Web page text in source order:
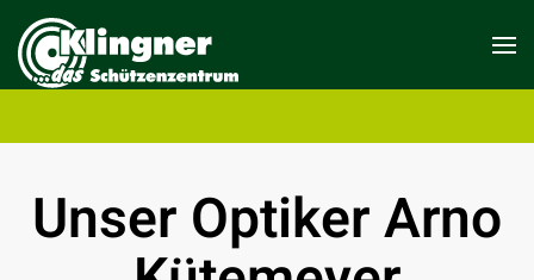
Unser Optiker Arno